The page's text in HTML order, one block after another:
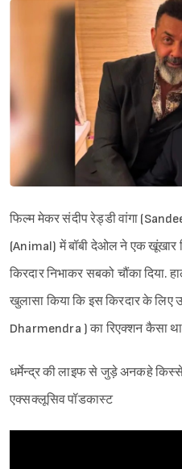
फिल्म मेकर संदीप रेड्डी वांगा
(Animal) में बॉबी देओल ने एक
किरदार निभाकर सबको चौंका दिया.
खुलासा किया कि इस किरदार के लिए
Dharmendra ) का रिएक्शन कैसा
धर्मेन्द्र की लाइफ से जुड़े अनकहे
एक्सक्लूसिव पॉडकास्ट